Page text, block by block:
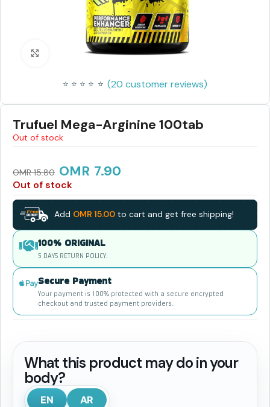
Click to enlarge
⭐ ⭐ ⭐ ⭐ ⭐
⭐ (20 customer reviews)
Trufuel Mega-Arginine 100tab
Out of stock
OMR15.80 OMR 7.90
Out of stock
Add OMR 15.00 to cart and get free shipping!
100% ORIGINAL
5 DAYS RETURN POLICY.
Secure Payment
Your payment is 100% protected with a secure encrypted
checkout and trusted payment providers.
What this product may do in your
body?
EN AR